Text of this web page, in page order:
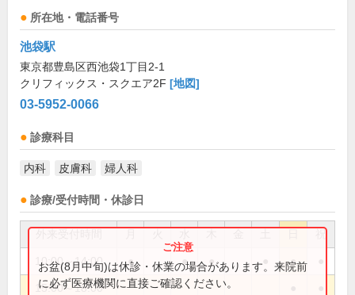
所在地・電話番号
池袋駅
東京都豊島区西池袋1丁目2-1
クリフィックス・スクエア2F [地図]
03-5952-0066
診療科目
内科 皮膚科 婦人科
診療/受付時間・休診日
祝
10:00～14:00 ● ● ● ●
15:00～18:00
お盆(8月中旬)は休診・休業の場合があります。来院前
に必ず医療機関に直接ご確認ください。